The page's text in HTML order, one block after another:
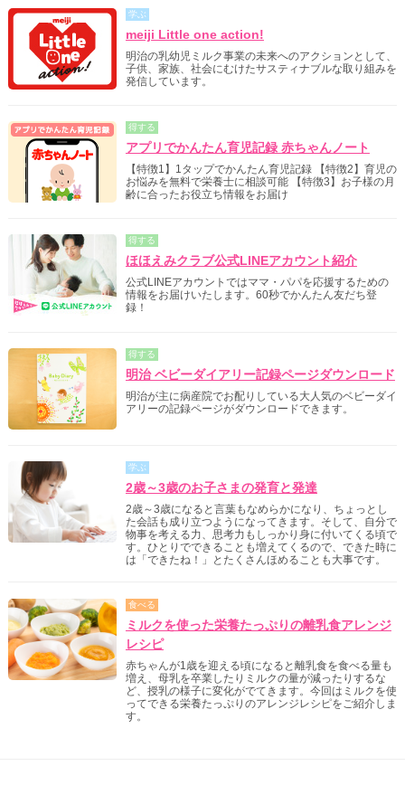
学ぶ
meiji Little one action!
明治の乳幼児ミルク事業の未来へのアクションとして、
子供、家族、社会にむけたサスティナブルな取り組みを
発信しています。
得する
アプリでかんたん育児記録 赤ちゃんノート
【特徴1】1タップでかんたん育児記録 【特徴2】育児の
お悩みを無料で栄養士に相談可能 【特徴3】お子様の月
齢に合ったお役立ち情報をお届け
得する
ほほえみクラブ公式LINEアカウント紹介
公式LINEアカウントではママ・パパを応援するための
情報をお届けいたします。60秒でかんたん友だち登
録！
得する
明治 ベビーダイアリー記録ページダウンロード
明治が主に病産院でお配りしている大人気のベビーダイ
アリーの記録ページがダウンロードできます。
学ぶ
2歳～3歳のお子さまの発育と発達
2歳～3歳になると言葉もなめらかになり、ちょっとし
た会話も成り立つようになってきます。そして、自分で
物事を考える力、思考力もしっかり身に付いてくる頃で
す。ひとりでできることも増えてくるので、できた時に
は「できたね！」とたくさんほめることも大事です。
食べる
ミルクを使った栄養たっぷりの離乳食アレンジ
レシピ
赤ちゃんが1歳を迎える頃になると離乳食を食べる量も
増え、母乳を卒業したりミルクの量が減ったりするな
ど、授乳の様子に変化がでてきます。今回はミルクを使
ってできる栄養たっぷりのアレンジレシピをご紹介しま
す。